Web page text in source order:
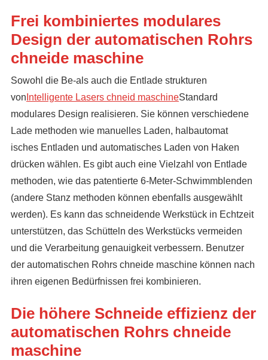
Frei kombiniertes modulares
Design der automatischen Rohrs
chneide maschine
Sowohl die Be-als auch die Entlade strukturen
von Intelligente Lasers chneid maschineStandard
modulares Design realisieren. Sie können verschiedene
Lade methoden wie manuelles Laden, halbautomat
isches Entladen und automatisches Laden von Haken
drücken wählen. Es gibt auch eine Vielzahl von Entlade
methoden, wie das patentierte 6-Meter-Schwimmblenden
(andere Stanz methoden können ebenfalls ausgewählt
werden). Es kann das schneidende Werkstück in Echtzeit
unterstützen, das Schütteln des Werkstücks vermeiden
und die Verarbeitung genauigkeit verbessern. Benutzer
der automatischen Rohrs chneide maschine können nach
ihren eigenen Bedürfnissen frei kombinieren.
Die höhere Schneide effizienz der
automatischen Rohrs chneide
maschine